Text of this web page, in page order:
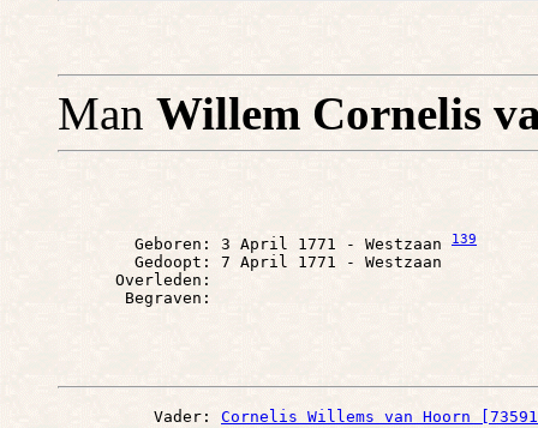
Man Willem Cornelis
        Geboren: 3 April 1771 - Westzaan
139
        Gedoopt: 7 April 1771 - Westzaan
      Overleden:
          Vader:
Cornelis Willems van Hoorn